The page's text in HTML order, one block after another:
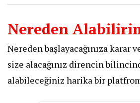
Nereden
Nereden başlayacağınıza karar
size alacağınız direncin
alabileceğiniz harika bir